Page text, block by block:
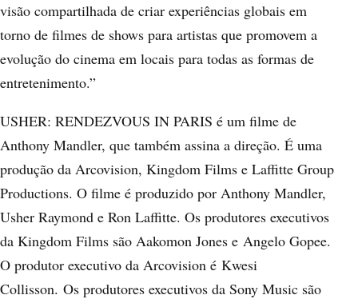
visão compartilhada de criar experiências globais em
torno de filmes de shows para artistas que promovem a
evolução do cinema em locais para todas as formas de
entretenimento.”
USHER: RENDEZVOUS IN PARIS é um filme de
Anthony Mandler, que também assina a direção. É uma
produção da Arcovision, Kingdom Films e Laffitte Group
Productions. O filme é produzido por Anthony Mandler,
Usher Raymond e Ron Laffitte. Os produtores executivos
da Kingdom Films são Aakomon Jones e Angelo Gopee.
O produtor executivo da Arcovision é Kwesi
Collisson. Os produtores executivos da Sony Music são